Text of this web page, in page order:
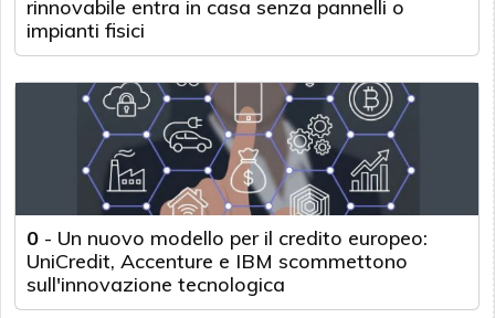
rinnovabile entra in casa senza pannelli o
impianti fisici
0 - Un nuovo modello per il credito europeo:
UniCredit, Accenture e IBM scommettono
sull'innovazione tecnologica